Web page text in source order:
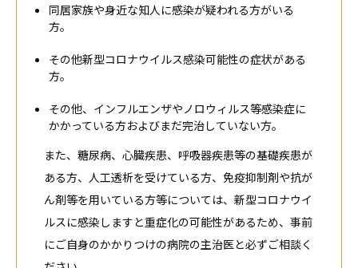
同居家族や身近な知人に感染が疑われる方がいる
方。
その他新型コロナウイルス感染可能性の症状がある
方。
その他、インフルエンザやノロウィルス等感染症に
かかっている方およびまだ完治していない方。
また、糖尿病、心臓疾患、呼吸器疾患等の基礎疾患が
ある方、人工透析を受けている方、免疫抑制剤や抗が
ん剤等を用いている方等については、新型コロナウイ
ルスに感染しますと重症化の可能性があるため、事前
にご自身のかかりつけの病院の主治医と必ずご相談く